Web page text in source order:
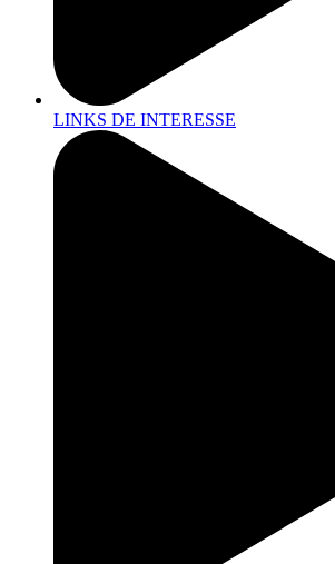
LINKS DE INTERESSE